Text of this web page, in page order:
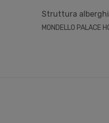
Struttura
MONDELLO PALACE